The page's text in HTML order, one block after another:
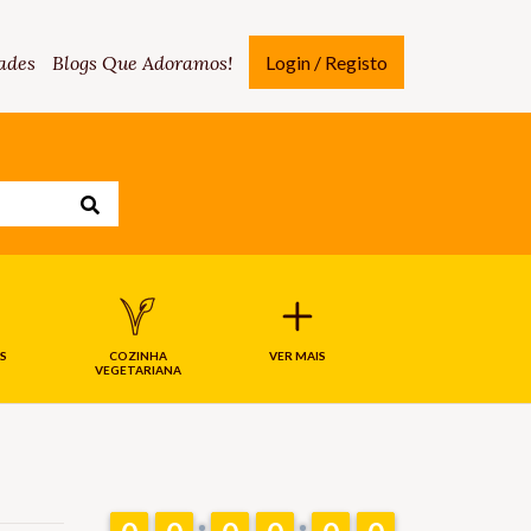
Blogs Que Adoramos! Login / Registo
COZINHA
VEGETARIANA
VER MAIS